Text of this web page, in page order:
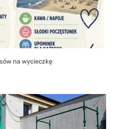
na wycieczkę